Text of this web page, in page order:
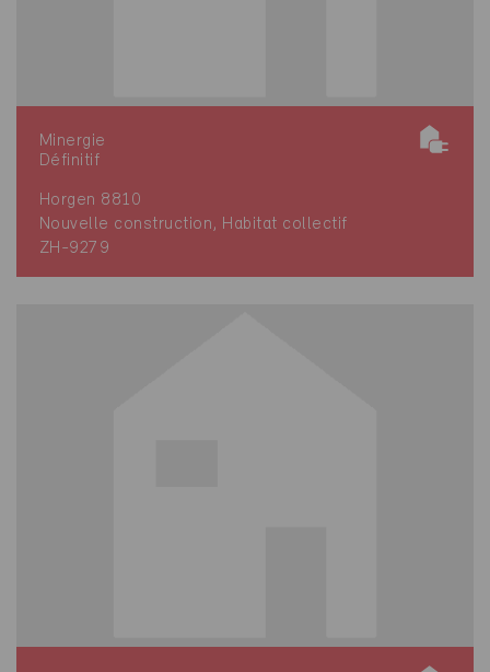
Minergie
Définitif
Horgen 8810
Nouvelle construction, Habitat collectif
ZH-9279